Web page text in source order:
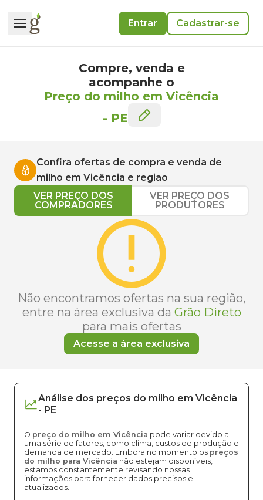
Entrar Cadastrar-se
Compre, venda e
acompanhe o
Preço do milho em Vicência
- PE
Confira ofertas de compra e venda de
milho em Vicência e região
VER PREÇO DOS
COMPRADORES
VER PREÇO DOS
PRODUTORES
Não encontramos ofertas na sua região,
entre na área exclusiva da Grão Direto
para mais ofertas
Acesse a área exclusiva
Análise dos preços do milho em Vicência
- PE
O preço do milho em Vicência pode variar devido a
uma série de fatores, como clima, custos de produção e
demanda de mercado. Embora no momento os preços
do milho para Vicência não estejam disponíveis,
estamos constantemente revisando nossas
informações para fornecer dados precisos e
atualizados.